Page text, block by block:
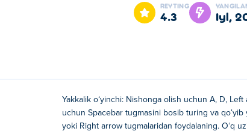
REYTING
4.3 iyl,
Yakkalik oʻyinchi: Nishonga olish uchun A, D,
uchun Spacebar tugmasini bosib turing va
yoki Right arrow tugmalaridan foydalaning. Oʻq